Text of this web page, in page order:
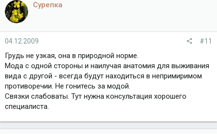
Сурепка
04.12.2009 #11
Грудь не узкая, она в природной норме.
Мода с одной стороны и наилучая анатомия для выживания
вида с другой - всегда будут находиться в непримиримом
противоречии. Не гонитесь за модой.
Связки слабоваты. Тут нужна консультация хорошего
специалиста.